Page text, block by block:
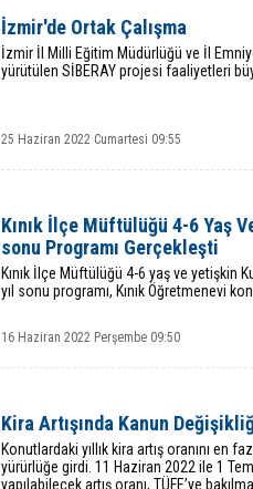
İzmir'de Ortak Çalışma
İzmir İl Milli Eğitim Müdürlüğü ve İl
yürütülen SİBERAY projesi faaliyetleri
25 Haziran 2022 Cumartesi 09:55
Kınık İlçe Müftülüğü 4-6 Yaş
sonu Programı Gerçekleşti
Kınık İlçe Müftülüğü 4-6 yaş ve yetişkin
yıl sonu programı, Kınık Öğretmenevi
16 Haziran 2022 Perşembe 09:50
Kira Artışında Kanun
​Konutlardaki yıllık kira artış oranını en
yürürlüğe girdi. 11 Haziran 2022 ile 1
yapılabilecek artış oranı, TÜFE’ye